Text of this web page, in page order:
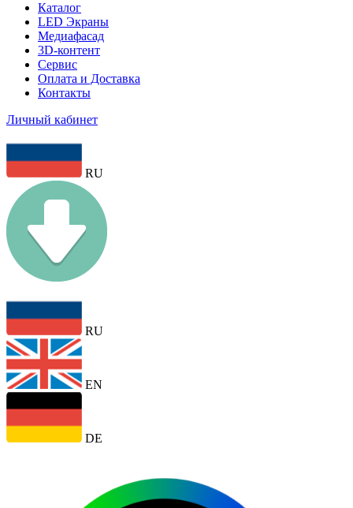
Каталог
LED Экраны
Медиафасад
3D-контент
Сервис
Оплата и Доставка
Контакты
Личный кабинет
RU
RU
EN
DE